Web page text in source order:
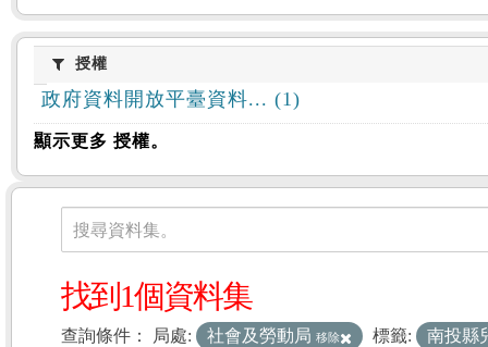
授權授權
政府資料開放平臺資料... (1)
顯示更多 授權。
資料集
搜尋資料集。
找到1個資料集
查詢條件： 局處: 社會及勞動局 移除 標籤:
南投縣